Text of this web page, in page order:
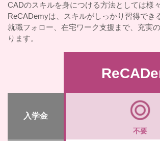
CADのスキルを身につける方法としては様
ReCADemyは、スキルがしっかり習得でき
就職フォロー、在宅ワーク支援まで、充実
ります。
入学金
不要